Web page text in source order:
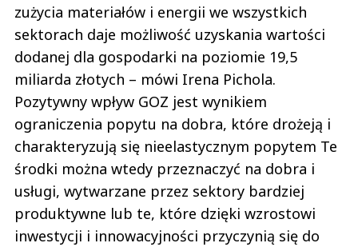
zużycia materiałów i energii we wszystkich
sektorach daje możliwość uzyskania wartości
dodanej dla gospodarki na poziomie 19,5
miliarda złotych – mówi Irena Pichola.
Pozytywny wpływ GOZ jest wynikiem
ograniczenia popytu na dobra, które drożeją i
charakteryzują się nieelastycznym popytem Te
środki można wtedy przeznaczyć na dobra i
usługi, wytwarzane przez sektory bardziej
produktywne lub te, które dzięki wzrostowi
inwestycji i innowacyjności przyczynią się do